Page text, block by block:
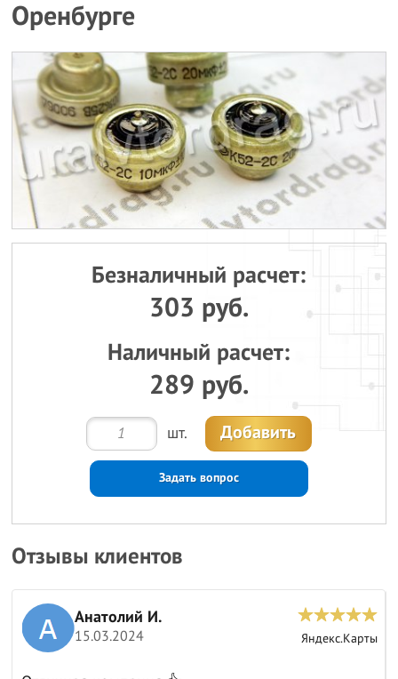
Оренбурге
Безналичный расчет:
303 руб.
Наличный расчет:
289 руб.
шт. Добавить
Задать вопрос
Отзывы клиентов
Анатолий И.
15.03.2024 Яндекс.Карты